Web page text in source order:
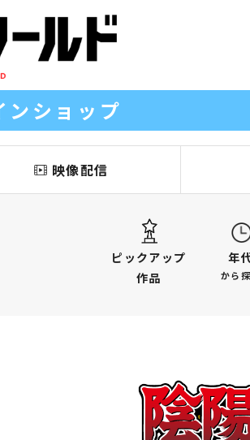
ンショップ
映像配信
ピックアップ
作品
年
から